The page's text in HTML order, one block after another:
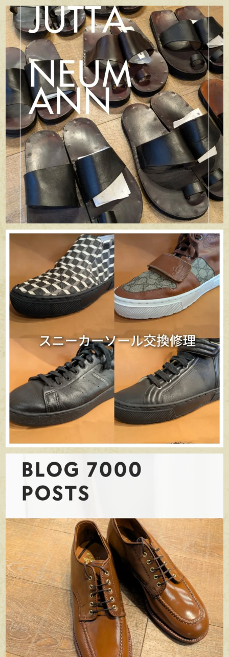
apego_handmade_shoemaker
7月 5
apego_handmade_shoemaker
6月 29
apego_handmade_shoemaker
6月 22